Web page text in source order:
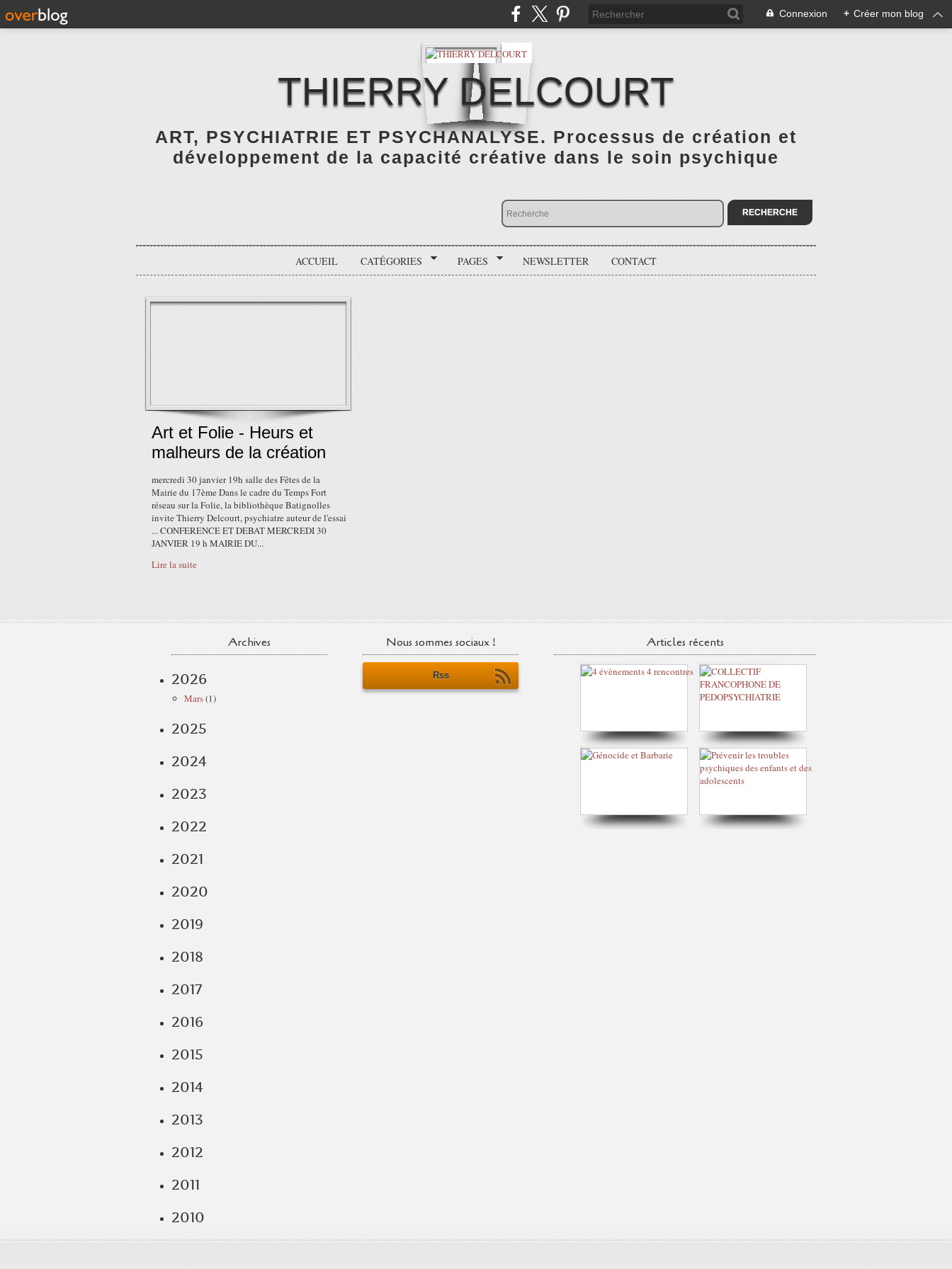
Connexion + Créer mon blog
THIERRY DELCOURT
ART, PSYCHIATRIE ET PSYCHANALYSE. Processus de création et
développement de la capacité créative dans le soin psychique
ACCUEIL CATÉGORIES PAGES NEWSLETTER CONTACT
Art et Folie - Heurs et
malheurs de la création
mercredi 30 janvier 19h salle des Fêtes de la
Mairie du 17ème Dans le cadre du Temps Fort
réseau sur la Folie, la bibliothèque Batignolles
invite Thierry Delcourt, psychiatre auteur de l'essai
... CONFERENCE ET DEBAT MERCREDI 30
JANVIER 19 h MAIRIE DU...
Lire la suite
Archives
2026
Mars(1)
2025
2024
2023
2022
2021
2020
2019
2018
2017
2016
2015
2014
2013
2012
2011
2010
Nous sommes sociaux !
Rss
Articles récents